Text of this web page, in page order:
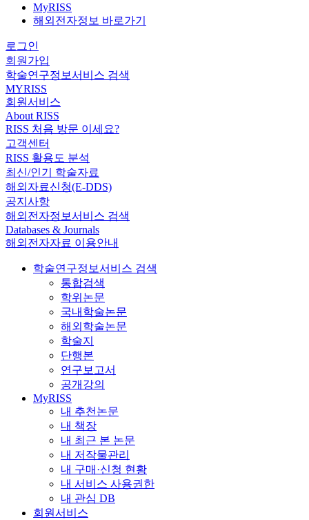
MyRISS
해외전자정보 바로가기
로그인
회원가입
학술연구정보서비스 검색
MYRISS
회원서비스
About RISS
RISS 처음 방문 이세요?
고객센터
RISS 활용도 분석
최신/인기 학술자료
해외자료신청(E-DDS)
공지사항
해외전자정보서비스 검색
Databases & Journals
해외전자자료 이용안내
학술연구정보서비스 검색
통합검색
학위논문
국내학술논문
해외학술논문
학술지
단행본
연구보고서
공개강의
MyRISS
내 추천논문
내 책장
내 최근 본 논문
내 저작물관리
내 구매·신청 현황
내 서비스 사용권한
내 관심 DB
회원서비스